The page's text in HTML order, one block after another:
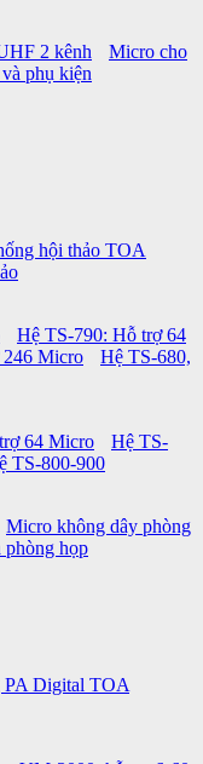
2 kênh
Micro cho
phụ kiện
hội thảo TOA
Hệ TS-790: Hỗ trợ 64
Micro
Hệ TS-680,
64 Micro
Hệ TS-
TS-800-900
Micro không dây phòng
phòng họp
PA Digital TOA